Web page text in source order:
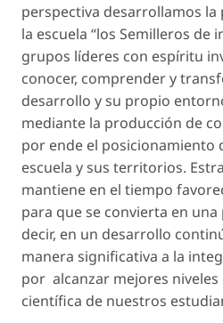
perspectiva desarrollamos
la escuela “los Semilleros de
grupos líderes con espíritu
conocer, comprender y
desarrollo y su propio
mediante la producción de
por ende el posicionamiento
escuela y sus territorios.
mantiene en el tiempo
para que se convierta en
decir, en un desarrollo
manera significativa a la
por alcanzar mejores
científica de nuestros